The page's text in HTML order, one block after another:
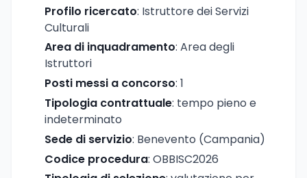
Profilo ricercato: Istruttore dei Servizi
Culturali
Area di inquadramento: Area degli
Istruttori
Posti messi a concorso: 1
Tipologia contrattuale: tempo pieno e
indeterminato
Sede di servizio: Benevento (Campania)
Codice procedura: OBBISC2026